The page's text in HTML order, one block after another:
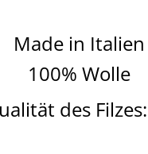
Made in Italien
100% Wolle
des